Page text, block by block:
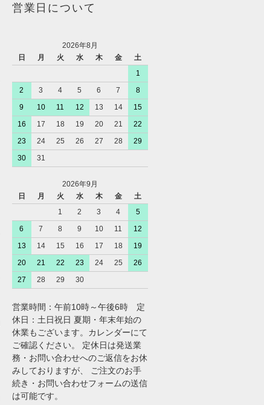
営業日について
2026年8月
日
月 火 水 木 金
土
1
2
3 4 5 6 7
8
9
10 11 12 13 14
15
16
17 18 19 20 21
22
23
24 25 26 27 28
29
30
31
2026年9月
日
月 火 水 木 金
土
1
2 3 4
5
6
7 8 9 10 11
12
13
14 15 16 17 18
19
20
21 22 23 24 25
26
27
28 29 30
営業時間：午前10時～午後6時 定
休日：土日祝日 夏期・年末年始の
休業もございます。カレンダーにて
ご確認ください。 定休日は発送業
務・お問い合わせへのご返信をお休
みしておりますが、 ご注文のお手
続き・お問い合わせフォームの送信
は可能です。